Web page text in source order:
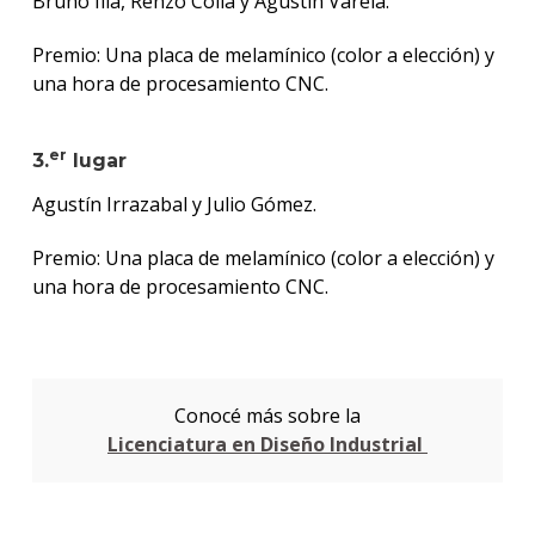
Premio: Una placa de melamínico (color a elección) y
una hora de procesamiento CNC.
3.er lugar
Agustín Irrazabal y Julio Gómez.
Premio: Una placa de melamínico (color a elección) y
una hora de procesamiento CNC.
Conocé más sobre la
Licenciatura en Diseño Industrial